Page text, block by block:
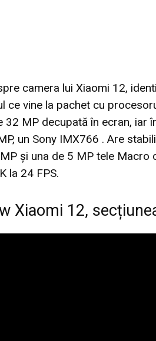
camera lui Xiaomi 12,
ce vine la pachet cu
32 MP decupată în ecran, iar
un Sony IMX766 . Are
şi una de 5 MP tele Macro
la 24 FPS.
Xiaomi 12,